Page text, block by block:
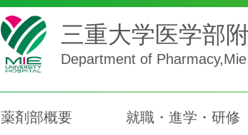
三重大学医学部
Department of
薬剤部概要
薬剤部長挨拶 就職・進学・研修